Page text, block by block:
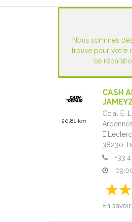
Nous sommes
trouvé pour votre
de
20.81 km
CASH
Ccial E.
Ardennes,
E.Leclerc
38230
+33
En